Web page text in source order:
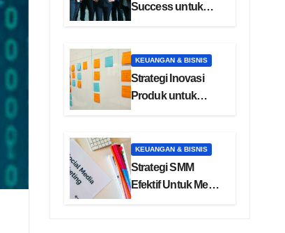
Success untuk
Manajemen
KEUANGAN & BISNIS
Strategi Inovasi
Produk untuk
Pengembangan
KEUANGAN & BISNIS
Strategi SMM
Efektif Untuk Media
Sosial Anda